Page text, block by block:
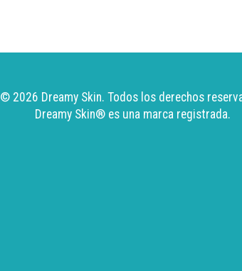
© 2026 Dreamy Skin. Todos los derechos
Dreamy Skin® es una marca registrada.